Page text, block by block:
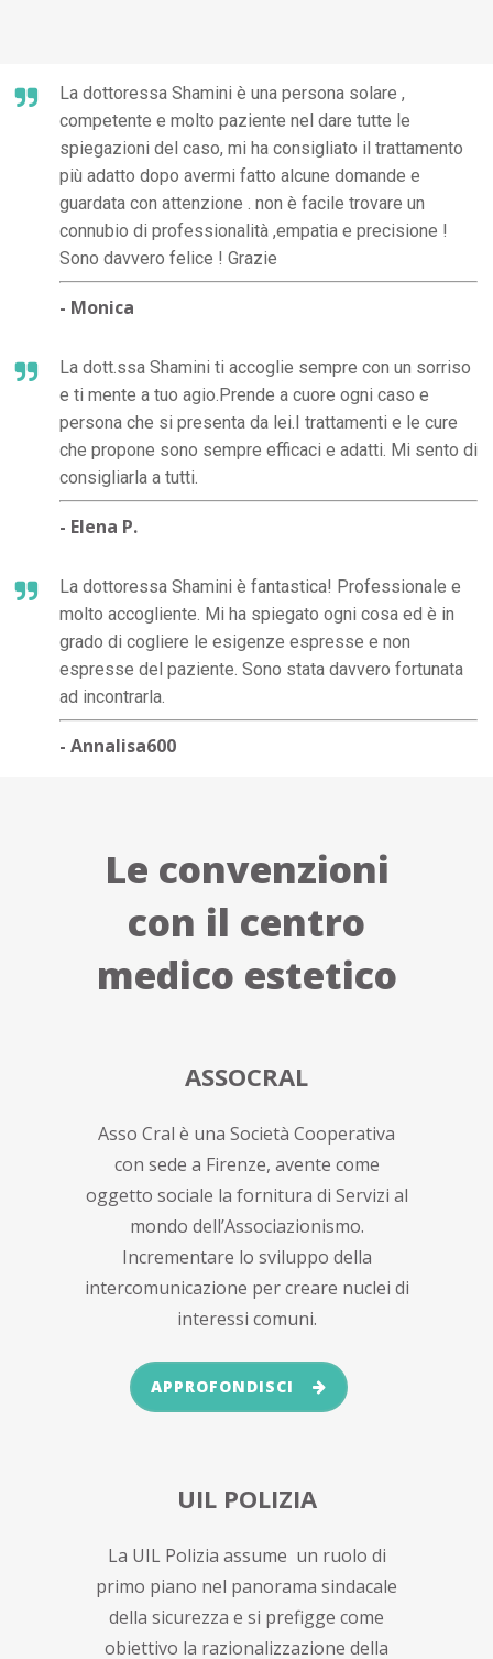
La dottoressa Shamini è una persona solare ,
competente e molto paziente nel dare tutte le
spiegazioni del caso, mi ha consigliato il trattamento
più adatto dopo avermi fatto alcune domande e
guardata con attenzione . non è facile trovare un
connubio di professionalità ,empatia e precisione !
Sono davvero felice ! Grazie
- Monica
La dott.ssa Shamini ti accoglie sempre con un sorriso
e ti mente a tuo agio.Prende a cuore ogni caso e
persona che si presenta da lei.I trattamenti e le cure
che propone sono sempre efficaci e adatti. Mi sento di
consigliarla a tutti.
- Elena P.
La dottoressa Shamini è fantastica! Professionale e
molto accogliente. Mi ha spiegato ogni cosa ed è in
grado di cogliere le esigenze espresse e non
espresse del paziente. Sono stata davvero fortunata
ad incontrarla.
- Annalisa600
Le convenzioni
con il centro
medico estetico
ASSOCRAL
Asso Cral è una Società Cooperativa
con sede a Firenze, avente come
oggetto sociale la fornitura di Servizi al
mondo dell’Associazionismo.
Incrementare lo sviluppo della
intercomunicazione per creare nuclei di
interessi comuni.
APPROFONDISCI
UIL POLIZIA
La UIL Polizia assume un ruolo di
primo piano nel panorama sindacale
della sicurezza e si prefigge come
obiettivo la razionalizzazione della